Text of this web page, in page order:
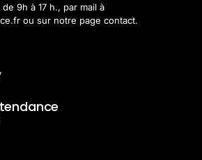
9h à 17 h., par mail à
ou sur notre page contact.